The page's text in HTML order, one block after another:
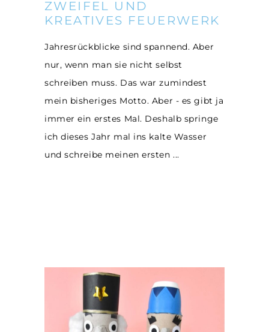
ZWEIFEL UND
KREATIVES FEUERWERK
Jahresrückblicke sind spannend. Aber
nur, wenn man sie nicht selbst
schreiben muss. Das war zumindest
mein bisheriges Motto. Aber - es gibt ja
immer ein erstes Mal. Deshalb springe
ich dieses Jahr mal ins kalte Wasser
und schreibe meinen ersten